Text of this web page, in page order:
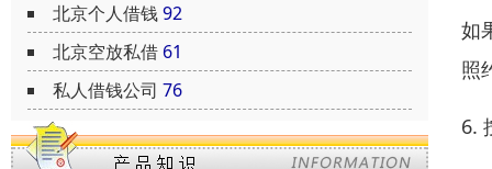
北京个人借钱92
北京空放私借 61
私人借钱公司 76
如
照
6.